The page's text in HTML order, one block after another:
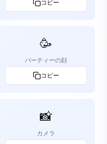
コピー
🥳
パーティーの顔
コピー
📸
カメラ